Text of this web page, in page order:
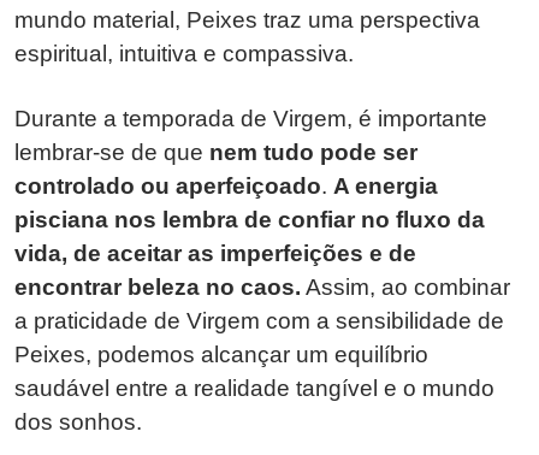
mundo material, Peixes traz uma perspectiva
espiritual, intuitiva e compassiva.
Durante a temporada de Virgem, é importante
lembrar-se de que nem tudo pode ser
controlado ou aperfeiçoado. A energia
pisciana nos lembra de confiar no fluxo da
vida, de aceitar as imperfeições e de
encontrar beleza no caos. Assim, ao combinar
a praticidade de Virgem com a sensibilidade de
Peixes, podemos alcançar um equilíbrio
saudável entre a realidade tangível e o mundo
dos sonhos.